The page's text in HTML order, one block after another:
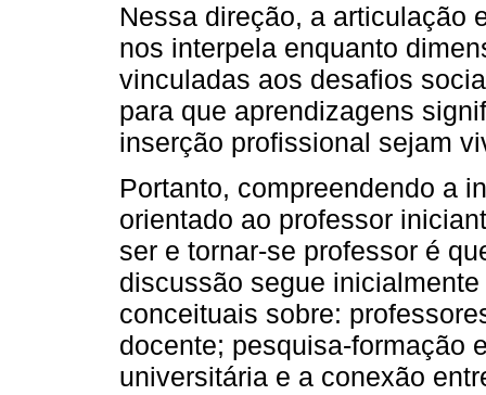
Nessa direção, a articulação
nos interpela enquanto
vinculadas aos desafios
para que aprendizagens
inserção profissional sejam
Portanto, compreendendo a
orientado ao professor
ser e tornar-se professor é
discussão segue
conceituais sobre:
docente; pesquisa-formação
universitária e a conexão